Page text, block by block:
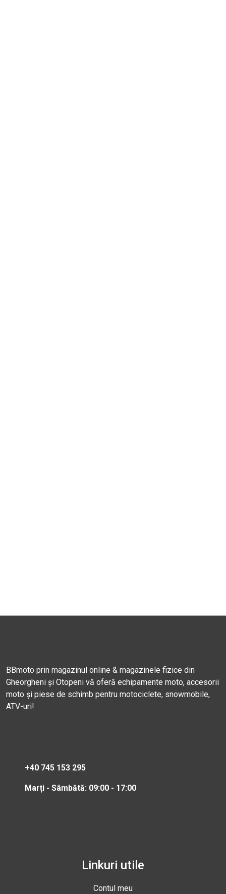
BBmoto prin magazinul online & magazinele fizice din
Gheorgheni și Otopeni vă oferă echipamente moto, accesorii
moto și piese de schimb pentru motociclete, snowmobile,
ATV-uri!
+40 745 153 295
Marți - Sâmbătă: 09:00 - 17:00
Linkuri utile
Contul meu